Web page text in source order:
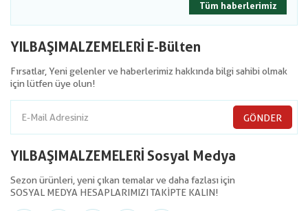
Tüm haberlerimiz
YILBAŞIMALZEMELERİ E-Bülten
Fırsatlar, Yeni gelenler ve haberlerimiz hakkında bilgi sahibi olmak
için lütfen üye olun!
GÖNDER
YILBAŞIMALZEMELERİ Sosyal Medya
Sezon ürünleri, yeni çıkan temalar ve daha fazlası için
SOSYAL MEDYA HESAPLARIMIZI TAKİPTE KALIN!